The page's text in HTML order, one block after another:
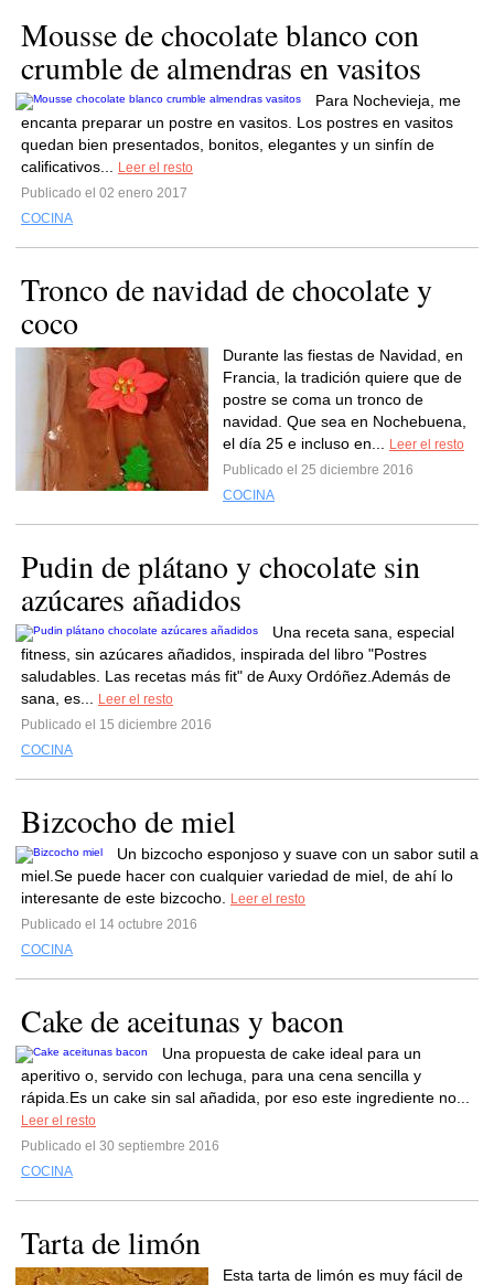
Mousse de chocolate blanco con
crumble de almendras en vasitos
Para Nochevieja, me
encanta preparar un postre en vasitos. Los postres en vasitos
quedan bien presentados, bonitos, elegantes y un sinfín de
calificativos...
Leer el resto
Publicado el 02 enero 2017
COCINA
Tronco de navidad de chocolate y
coco
Durante las fiestas de Navidad, en
Francia, la tradición quiere que de
postre se coma un tronco de
navidad. Que sea en Nochebuena,
el día 25 e incluso en...
Leer el resto
Publicado el 25 diciembre 2016
COCINA
Pudin de plátano y chocolate sin
azúcares añadidos
Una receta sana, especial
fitness, sin azúcares añadidos, inspirada del libro "Postres
saludables. Las recetas más fit" de Auxy Ordóñez.Además de
sana, es...
Leer el resto
Publicado el 15 diciembre 2016
COCINA
Bizcocho de miel
Un bizcocho esponjoso y suave con un sabor sutil a
miel.Se puede hacer con cualquier variedad de miel, de ahí lo
interesante de este bizcocho.
Leer el resto
Publicado el 14 octubre 2016
COCINA
Cake de aceitunas y bacon
Una propuesta de cake ideal para un
aperitivo o, servido con lechuga, para una cena sencilla y
rápida.Es un cake sin sal añadida, por eso este ingrediente no...
Leer el resto
Publicado el 30 septiembre 2016
COCINA
Tarta de limón
Esta tarta de limón es muy fácil de